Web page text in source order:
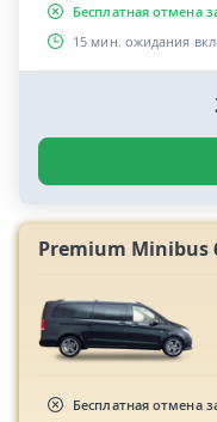
Бесплатная отмена
15 мин. ожидания
Premium Minibus
Бесплатная отмена